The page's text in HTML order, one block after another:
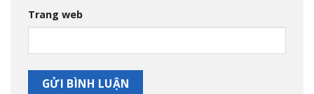
Trang web